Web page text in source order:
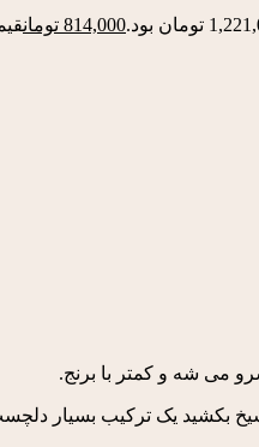
814,000 تومانقیمت
سیخ بکشید یک ترکیب بسیار